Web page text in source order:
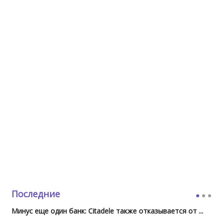
Последние
Минус еще один банк: Citadele также отказывается от ...